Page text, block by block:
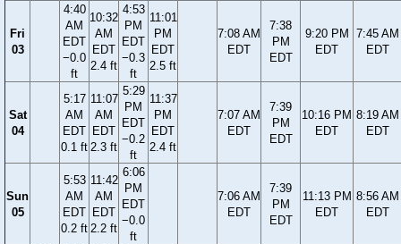
Fri
03
4:40
AM
EDT
−0.0
ft
10:32
AM
EDT
2.4 ft
4:53
PM
EDT
−0.3
ft
11:01
PM
EDT
2.5 ft
7:08 AM
EDT
7:38
PM
EDT
9:20 PM
EDT
7:45 AM
EDT
Sat
04
5:17
AM
EDT
0.1 ft
11:07
AM
EDT
2.3 ft
5:29
PM
EDT
−0.2
ft
11:37
PM
EDT
2.4 ft
7:07 AM
EDT
7:39
PM
EDT
10:16 PM
EDT
8:19 AM
EDT
Sun
05
5:53
AM
EDT
0.2 ft
11:42
AM
EDT
2.2 ft
6:06
PM
EDT
−0.0
ft
7:06 AM
EDT
7:39
PM
EDT
11:13 PM
EDT
8:56 AM
EDT